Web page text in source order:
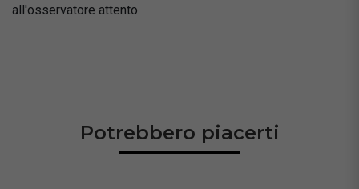
all'osservatore attento.
Potrebbero piacerti